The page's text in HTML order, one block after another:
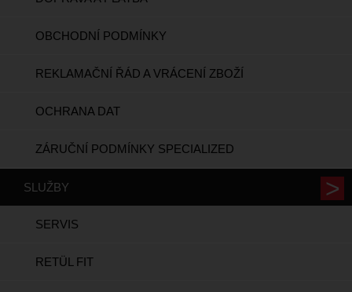
OBCHODNÍ PODMÍNKY
REKLAMAČNÍ ŘÁD A VRÁCENÍ ZBOŽÍ
OCHRANA DAT
ZÁRUČNÍ PODMÍNKY SPECIALIZED
SLUŽBY
SERVIS
RETÜL FIT